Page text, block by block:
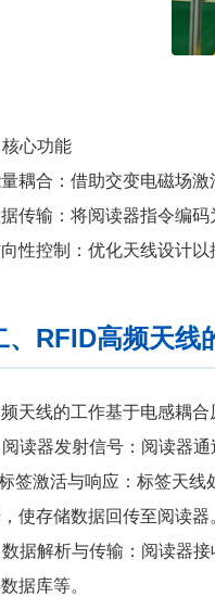
核心功能
耦合：借助交变电磁场激
传输：将阅读器指令编码
性控制：优化天线设计以
、RFID高频天线
天线的工作基于电感耦合
阅读器发射信号：阅读器
签激活与响应：标签天
使存储数据回传至阅读器
数据解析与传输：阅读器
据库等。